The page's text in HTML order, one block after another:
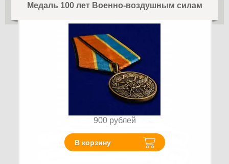
Медаль 100 лет Военно-воздушным силам
900 рублей
В корзину